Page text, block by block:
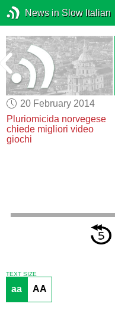
News in Slow Italian
20 February 2014
Pluriomicida norvegese
chiede migliori video
giochi
TEXT SIZE
aa AA